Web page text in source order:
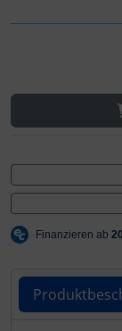
Fulcrum
Hammerhead
Ingrid